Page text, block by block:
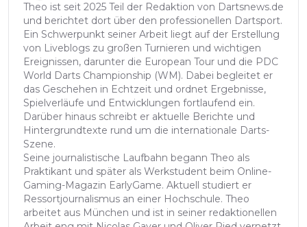
Theo ist seit 2025 Teil der Redaktion von Dartsnews.de
und berichtet dort über den professionellen Dartsport.
Ein Schwerpunkt seiner Arbeit liegt auf der Erstellung
von Liveblogs zu großen Turnieren und wichtigen
Ereignissen, darunter die European Tour und die PDC
World Darts Championship (WM). Dabei begleitet er
das Geschehen in Echtzeit und ordnet Ergebnisse,
Spielverläufe und Entwicklungen fortlaufend ein.
Darüber hinaus schreibt er aktuelle Berichte und
Hintergrundtexte rund um die internationale Darts-
Szene.
Seine journalistische Laufbahn begann Theo als
Praktikant und später als Werkstudent beim Online-
Gaming-Magazin EarlyGame. Aktuell studiert er
Ressortjournalismus an einer Hochschule. Theo
arbeitet aus München und ist in seiner redaktionellen